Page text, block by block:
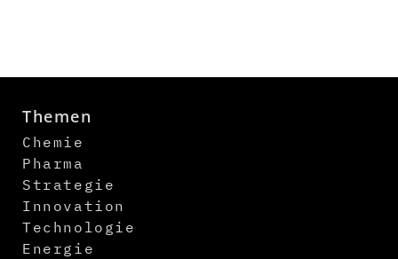
Themen
Chemie
Pharma
Strategie
Innovation
Technologie
Energie